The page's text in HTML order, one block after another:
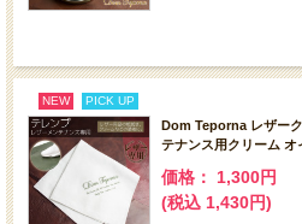
NEW PICK UP
Dom Teporna レザー
テナンス用クリーム オ
価格： 1,300円
(税込 1,430円)